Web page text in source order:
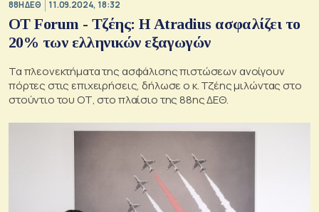
88Η ΔΕΘ 11.09.2024, 18:32
ΟΤ Forum - Τζέης: Η Atradius ασφαλίζει το
20% των ελληνικών εξαγωγών
Τα πλεονεκτήματα της ασφάλισης πιστώσεων ανοίγουν
πόρτες στις επιχειρήσεις, δήλωσε ο κ. Τζέης μιλώντας στο
στούντιο του ΟΤ, στο πλαίσιο της 88ης ΔΕΘ.